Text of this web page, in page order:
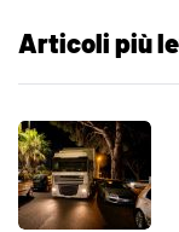
Articoli più